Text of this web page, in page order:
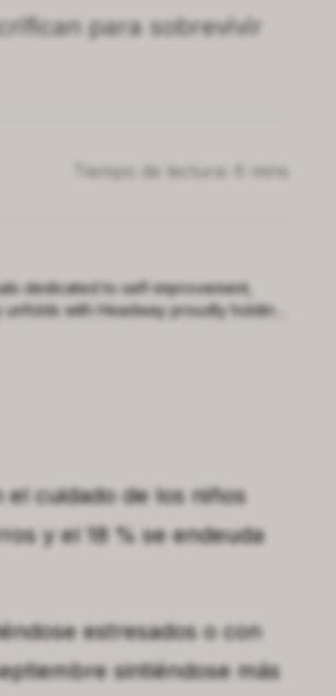
para sobrevivir
Tiempo de lectura: 6 mins
dedicated to self-improvement,
with Headway proudly holding
to become a beacon of
el cuidado de los niños
y el 18 % se endeuda
estresados o con
sintiéndose más